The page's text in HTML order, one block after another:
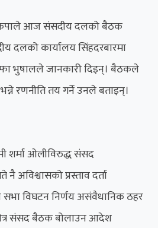
आज संसदीय दलको बैठक
दलको कार्यालय सिंहदरबारमा
भुषालले जानकारी दिइन्‌। बैठकले
रणनीति तय गर्ने उनले बताइन्‌।
शर्मा ओलीविरुद्ध संसद
अविश्वासको प्रस्ताव दर्ता
सभा विघटन निर्णय असंवैधानिक ठहर
संसद बैठक बोलाउन आदेश